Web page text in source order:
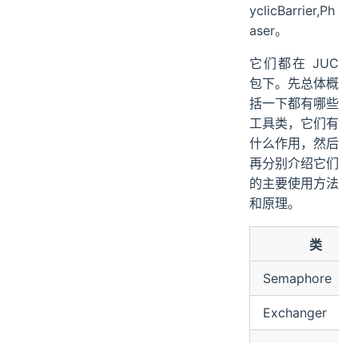
CyclicBarrier 案例
CyclicBarrier 原理
Phaser
Phaser 案例
Phaser 原理
小结
yclicBarrier,Ph
aser。
它们都在 JUC
包下。先总体概
括一下都有哪些
工具类，它们有
什么作用，然后
再分别介绍它们
的主要使用方法
和原理。
类
Semaphore
Exchanger